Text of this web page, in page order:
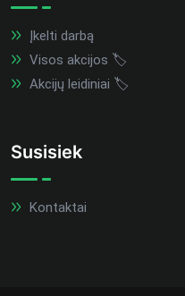
Įkelti darbą
Visos akcijos 🏷️
Akcijų leidiniai 🏷️
Susisiek
Kontaktai